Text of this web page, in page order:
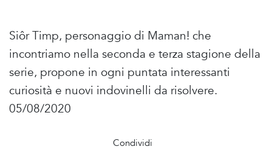
Siôr Timp, personaggio di Maman! che
incontriamo nella seconda e terza stagione della
serie, propone in ogni puntata interessanti
curiosità e nuovi indovinelli da risolvere.
05/08/2020
Condividi